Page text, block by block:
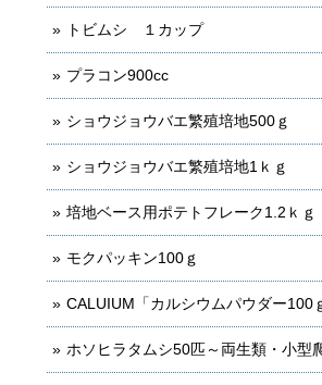
トビムシ １カップ
プラコン900cc
ショウジョウバエ繁殖培地500ｇ
ショウジョウバエ繁殖培地1ｋｇ
培地ベース用ポテトフレーク1.2ｋｇ
モクパッキン100ｇ
CALUIUM「カルシウムパウダー100
ホソヒラタムシ50匹～両生類・小型